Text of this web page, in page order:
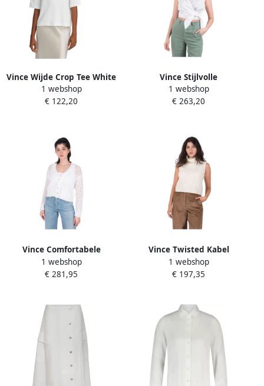
Vince Wijde Crop Tee White
Dames
1 webshop
€ 122,20
Vince Stijlvolle
Damesblouses Collectie
White Dames
1 webshop
€ 263,20
Vince Comfortabele
Gehaakte Cardigan White
Dames
1 webshop
€ 281,95
Vince Twisted Kabel
Gebreide Coltrui Offwhite
White Dames
1 webshop
€ 197,35